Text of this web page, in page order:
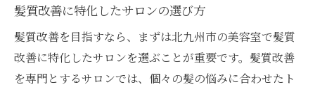
髪質改善に特化したサロンの選び方
髪質改善を目指すなら、まずは北九州市の美容室で髪質
改善に特化したサロンを選ぶことが重要です。髪質改善
を専門とするサロンでは、個々の髪の悩みに合わせたト